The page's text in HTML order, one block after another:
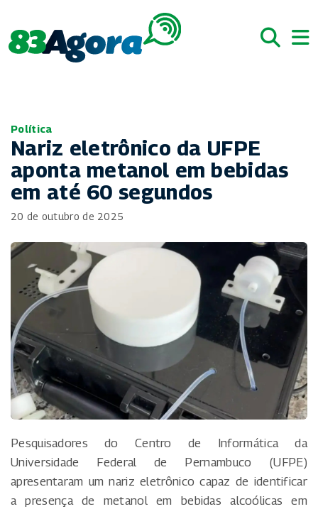
Política
Nariz eletrônico da UFPE
aponta metanol em bebidas
em até 60 segundos
20 de outubro de 2025
Pesquisadores do Centro de Informática da
Universidade Federal de Pernambuco (UFPE)
apresentaram um nariz eletrônico capaz de identificar
a presença de metanol em bebidas alcoólicas em